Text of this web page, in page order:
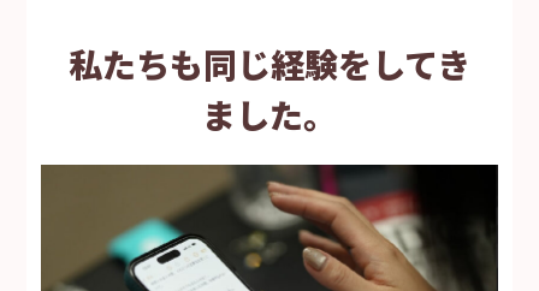
私たちも同じ経験をしてき
ました。